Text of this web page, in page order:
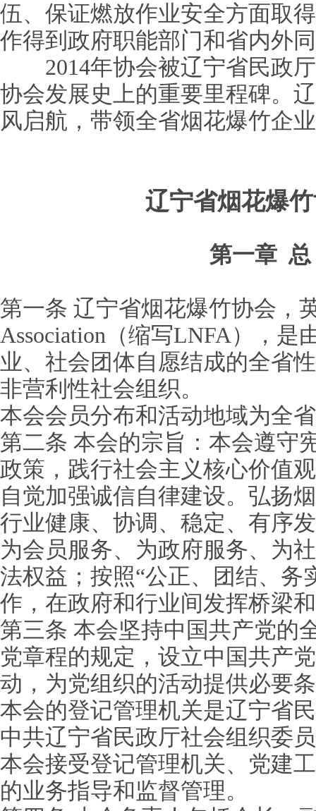
伍、保证燃放作业安全方面取
作得到政府职能部门和省内外
2014年协会被辽宁省民政厅
协会发展史上的重要里程碑。
风启航，带领全省烟花爆竹企
辽宁省烟花爆
第一章 总
第一条 辽宁省烟花爆竹协会，
Association（缩写LNFA），是
业、社会团体自愿结成的全省
非营利性社会组织。
本会会员分布和活动地域为全
第二条 本会的宗旨：本会遵守
政策，践行社会主义核心价值
自觉加强诚信自律建设。弘扬
行业健康、协调、稳定、有序
为会员服务、为政府服务、为
法权益；按照“公正、团结、务
作，在政府和行业间发挥桥梁
第三条 本会坚持中国共产党的
党章程的规定，设立中国共产
动，为党组织的活动提供必要
本会的登记管理机关是辽宁省
中共辽宁省民政厅社会组织委
本会接受登记管理机关、党建
的业务指导和监督管理。